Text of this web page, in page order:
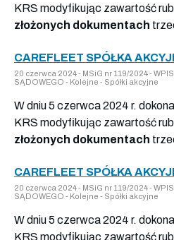
KRS modyfikując zawartość
złożonych dokumentach
CAREFLEET SPÓŁKA
20 czerwca 2024 - MSiG nr 119/2024 -
SĄDOWEGO - Kolejne - Spółki akcyjne
W dniu 5 czerwca 2024 r.
KRS modyfikując zawartość
złożonych dokumentach
CAREFLEET SPÓŁKA
20 czerwca 2024 - MSiG nr 119/2024 -
SĄDOWEGO - Kolejne - Spółki akcyjne
W dniu 5 czerwca 2024 r.
KRS modyfikując zawartość